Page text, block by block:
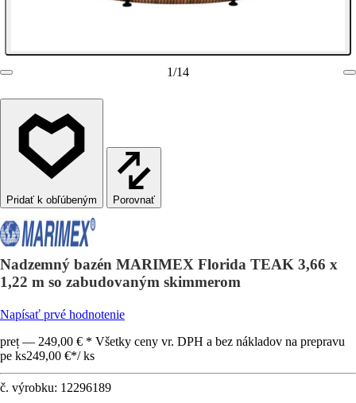
1/14
Porovnať
Nadzemný bazén MARIMEX Florida TEAK 3,66 x
1,22 m so zabudovaným skimmerom
Napísať prvé hodnotenie
preț — 249,00 € * Všetky ceny vr. DPH a bez nákladov na prepravu
pe ks249,00 €*/ ks
č. výrobku: 12296189